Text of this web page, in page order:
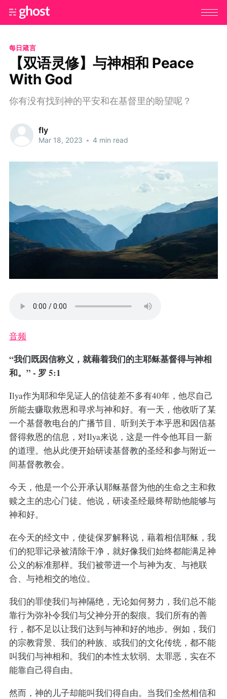
每日箴言
【双语灵修】与神相和 Peace
With God
你有没有找到神的平安和在基督里的盼望呢？
fly
Mar 18, 2023 • 4 min read
音频
“我们既因信称义，就藉着我们的主耶稣基督得与神相
和。” - 罗 5:1
Ilya作为耶和华见证人的信徒差不多有40年，他尽自己
所能去赚取救恩和寻求与神和好。有一天，他收听了某
一个基督教电台的广播节目、听到关于本乎恩和因信基
督得救恩的信息，对Ilya来说，这是一件令他耳目一新
的道理。他从此便开始研读基督教的圣经和参与附近一
间基督教教会。
今天，他是一个公开承认耶稣基督为他的生命之主和救
赎之主的忠心门徒。他说，研读圣经最终帮助他能够与
神和好。
在今天的经文中，使徒保罗解释说，藉着相信耶稣，我
们的犯罪记录被清除干净，就好像我们始终都能满足神
公义的标准那样。我们被带进一个与神为友、与衪联
合、与衪相交的地位。
我们的罪使我们与神隔绝，无论如何努力，我们总不能
靠行为弥补令我们与父神分开的裂痕。我们所有的善
行，都不足以让我们达到与神和好的地步。例如，我们
的宗教背景、我们的种族、或我们的文化传统，都不能
叫我们与神相和。我们的本性太软弱、太罪恶，实在不
能靠自己得自由。
然而，神的儿子却能叫我们得自由。当我们全然相信和